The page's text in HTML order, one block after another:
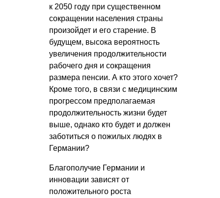
к 2050 году при существенном
сокращении населения страны
произойдет и его старение. В
будущем, высока вероятность
увеличения продолжительности
рабочего дня и сокращения
размера пенсии. А кто этого хочет?
Кроме того, в связи с медицинским
прогрессом предполагаемая
продолжительность жизни будет
выше, однако кто будет и должен
заботиться о пожилых людях в
Германии?
Благополучие Германии и
инновации зависят от
положительного роста